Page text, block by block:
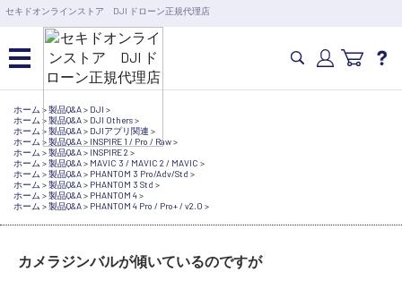
セキドオンラインストア DJI ドローン正規代理店
営業日の15時まで即日出荷
6,000円以上のご購入で送料無料！ポイント1%還元 >>
カメラドローン・生活家電
カメラ・スタビライザー
水中ドローン(ROV)・水中スクーター
ホーム >製品Q&A> DJI >
ホーム >製品Q&A> DJI Others>
ホーム >製品Q&A> DJIアプリ関連 >
ホーム >製品Q&A> INSPIRE 1 / Pro / Raw>
ホーム >製品Q&A> INSPIRE 2 >
ホーム >製品Q&A> MAVIC 3 / MAVIC 2 / MAVIC >
ホーム >製品Q&A> PHANTOM 3 Pro/Adv/Std >
ホーム >製品Q&A> PHANTOM 3 Std >
ホーム >製品Q&A> PHANTOM 4>
ホーム >製品Q&A> PHANTOM 4 Pro / Pro+ / v2.0 >
カメラジンバルが傾いているのですが